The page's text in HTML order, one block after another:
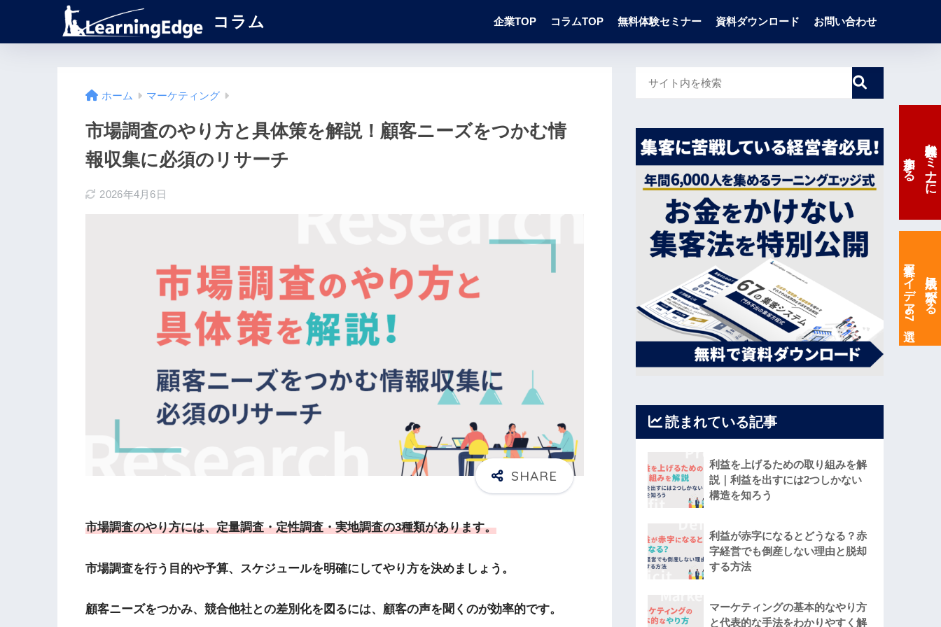
コラム 企業TOP コラムTOP 無料体験セミナー 資料ダウンロード お問い合わせ
ホーム マーケティング
市場調査のやり方と具体策を解説！顧客ニーズをつかむ情
報収集に必須のリサーチ
2026年4月6日
市場調査のやり方には、定量調査・定性調査・実地調査の3種類があります。
市場調査を行う目的や予算、スケジュールを明確にしてやり方を決めましょう。
顧客ニーズをつかみ、競合他社との差別化を図るには、顧客の声を聞くのが効率的です。
読まれている記事
利益を上げるための取り組みを解
説｜利益を出すには2つしかない
構造を知ろう
利益が赤字になるとどうなる？赤
字経営でも倒産しない理由と脱却
する方法
マーケティングの基本的なやり方
と代表的な手法をわかりやすく解
無料体験セミナーに
参加する
成果に繋がる
集客アイデア67選